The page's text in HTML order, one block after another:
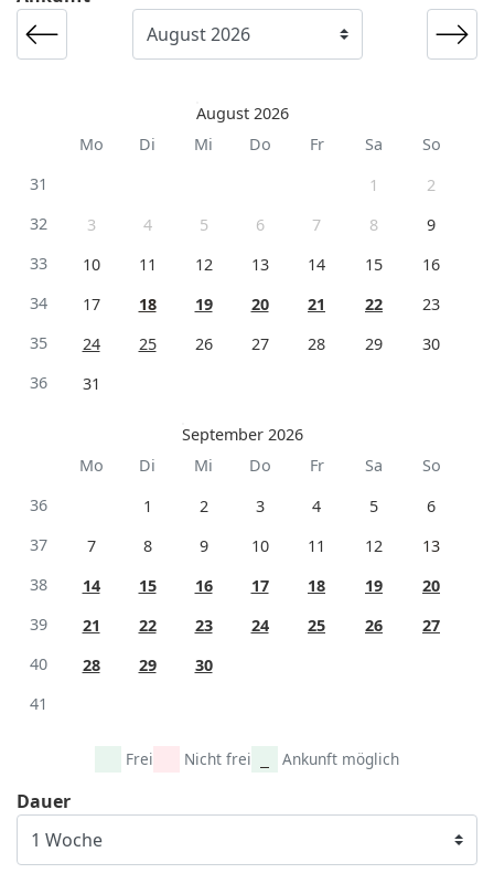
August 2026
Mo
Di Mi Do Fr Sa
So
31
1
2
32
3 4 5 6 7 8
9
33
10 11 12 13 14 15
16
34
17 18 19 20 21 22
23
35
24 25 26 27 28 29
30
36
31
September 2026
Mo
Di Mi Do Fr Sa
So
36
1 2 3 4 5
6
37
7 8 9 10 11 12
13
38
14 15 16 17 18 19
20
39
21 22 23 24 25 26
27
40
28 29
30
41
Frei Nicht frei Ankunft möglich
Dauer